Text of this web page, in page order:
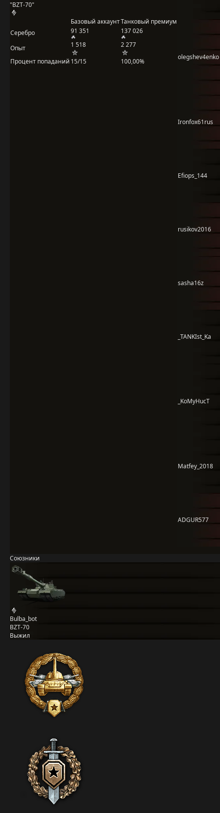
"BZT-70"
Базовый аккаунтТанковый премиум
Серебро
91 351 137 026
Опыт 1 518
2 277
Процент попаданий 15/15 100,00%
olegshev4enko
Ironfox61rus
Efiops_144
rusikov2016
sasha16z
_TANKIst_Ka
_KoMyHucT
Matfey_2018
ADGUR577
Союзники
Bulba_bot
BZT-70
Выжил